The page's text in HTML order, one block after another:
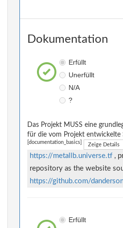
Dokumentation
Erfüllt
Unerfüllt
N/A
?
Das Projekt MUSS eine
für die vom Projekt entwickelte
[documentation_basics] Zeige Details
https://metallb.universe.tf ,
repository as the website
https://github.com/
Erfüllt